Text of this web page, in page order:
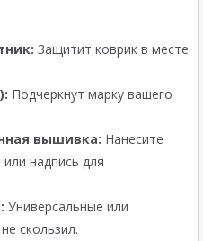
Защитит коврик в месте
Подчеркнут марку вашего
вышивка: Нанесите
надпись для
Универсальные или
скользил.